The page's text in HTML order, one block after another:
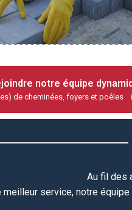
notre équipe
de cheminées, foyers et poêles
Au fil des
meilleur service, notre équipe